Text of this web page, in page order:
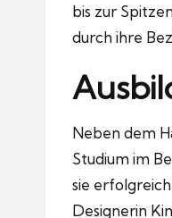
bis zur
durch ihre
Neben dem
Studium im
sie
Designerin